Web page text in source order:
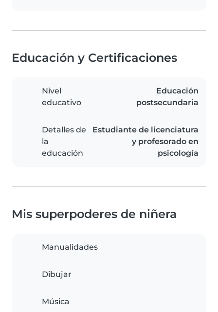
Educación y Certificaciones
Nivel
educativo
Educación
postsecundaria
Detalles de
la
educación
Estudiante de licenciatura
y profesorado en
psicología
Mis superpoderes de niñera
Manualidades
Dibujar
Música